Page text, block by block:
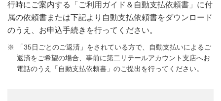
行時にご案内する「ご利用ガイド＆自動支払依頼書」に付
属の依頼書または下記より自動支払依頼書をダウンロード
のうえ、お申込手続きを行ってください。
「35日ごとのご返済」をされている方で、自動支払いによるご
返済をご希望の場合、事前に第二リテールアカウント支店へお
電話のうえ「自動支払依頼書」のご提出を行ってください。